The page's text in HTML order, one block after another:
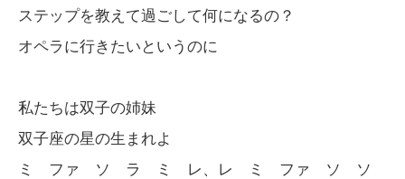
ステップを教えて過ごして何になるの？
オペラに行きたいというのに
私たちは双子の姉妹
双子座の星の生まれよ
ミ ファ ソ ラ ミ レ、レ ミ ファ ソ ソ